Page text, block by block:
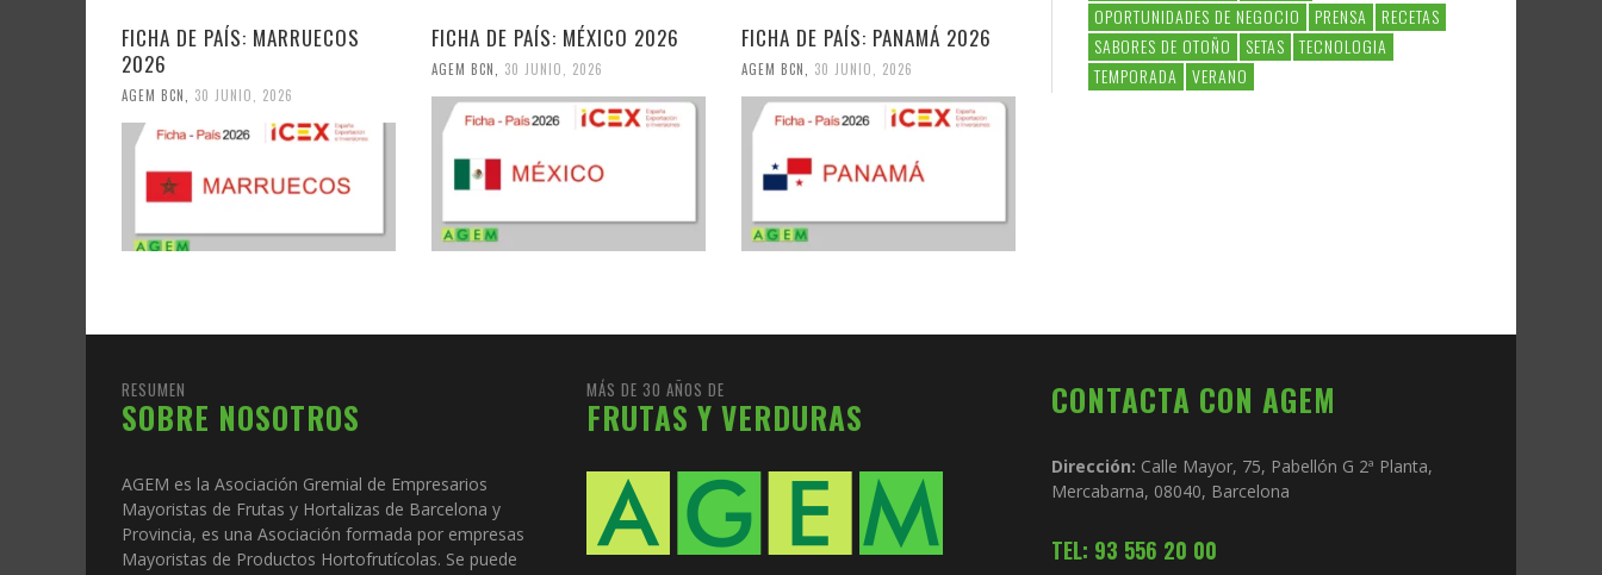
FICHA DE PAÍS: MARRUECOS
2026
AGEM BCN 30 JUNIO, 2026
FICHA DE PAÍS: MÉXICO 2026
AGEM BCN 30 JUNIO, 2026
FICHA DE PAÍS: PANAMÁ 2026
AGEM BCN 30 JUNIO, 2026
OPORTUNIDADES DE NEGOCIO
PRENSA
RECETAS
SABORES DE OTOÑO
SETAS
TECNOLOGIA
TEMPORADA
VERANO
RESUMEN
SOBRE NOSOTROS
AGEM es la Asociación Gremial de Empresarios
Mayoristas de Frutas y Hortalizas de Barcelona y
Provincia, es una Asociación formada por empresas
Mayoristas de Productos Hortofrutícolas. Se puede
MÁS DE 30 AÑOS DE
FRUTAS Y VERDURAS CONTACTA CON AGEM
Dirección: Calle Mayor, 75, Pabellón G 2ª Planta,
Mercabarna, 08040, Barcelona
TEL: 93 556 20 00